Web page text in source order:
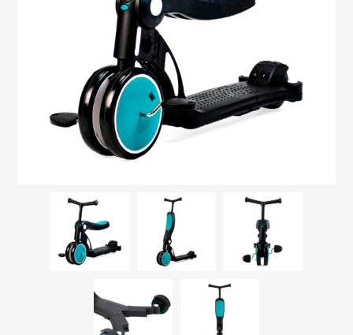
Dåbsgave - Barselsgave
Aktivitets Legetøj til børn, 0-3 år
Dukker og tilbehør